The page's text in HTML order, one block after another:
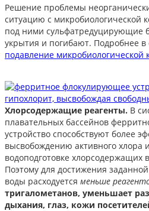
Решение проблемы
ситуацию с микробиологической
под ними сульфатредуцирующие
укрытия и погибают. Подробнее в
подавление микробиологической
Хлорсодержащие реагенты. В
плавательных бассейнов
устройство способствуют более
высвобождению активного хлора
водоподготовке хлорсодержащих
Поэтому для достижения
воды расходуется меньше
тригалометанов, уменьшает
дыхания, глаз, кожи